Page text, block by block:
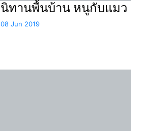
นิทานพื้นบ้าน หนูกับแมว
08 Jun 2019